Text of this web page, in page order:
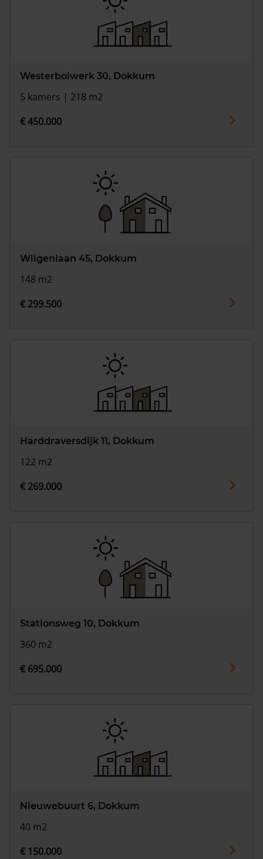
Westerbolwerk 30, Dokkum
5 kamers | 218 m2
€ 450.000
Wilgenlaan 45, Dokkum
148 m2
€ 299.500
Harddraversdijk 11, Dokkum
122 m2
€ 269.000
Stationsweg 10, Dokkum
360 m2
€ 695.000
Nieuwebuurt 6, Dokkum
40 m2
€ 150.000